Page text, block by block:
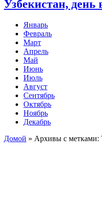
Узбекистан, день
Январь
Февраль
Март
Апрель
Май
Июнь
Июль
Август
Сентябрь
Октябрь
Ноябрь
Декабрь
Домой » Архивы с метками: